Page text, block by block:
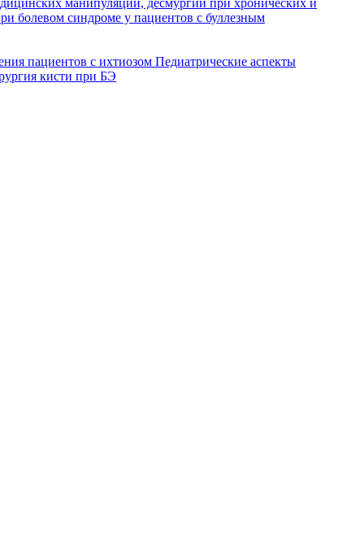
манипуляций, десмургии при хронических и
болевом синдроме у пациентов с буллезным
пациентов с ихтиозом Педиатрические аспекты
кисти при БЭ